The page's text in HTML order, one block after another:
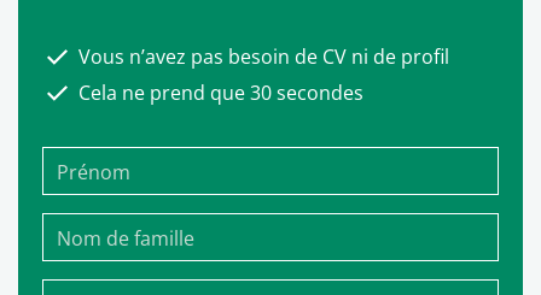
Vous n’avez pas besoin de CV ni de profil
Cela ne prend que 30 secondes